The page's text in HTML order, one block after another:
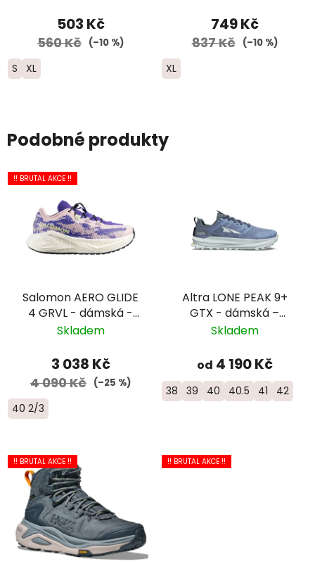
503 Kč
560 Kč (–10 %)
S XL
černé/šedé
749 Kč
837 Kč (–10 %)
XL
Podobné produkty
!! BRUTAL AKCE !!
Salomon AERO GLIDE
4 GRVL - dámská -
modrá/růžová
Skladem
3 038 Kč
4 090 Kč (–25 %)
40 2/3
Altra LONE PEAK 9+
GTX - dámská –
šedomodrá
Skladem
od 4 190 Kč
38 39 40 40.5 41 42
!! BRUTAL AKCE !! !! BRUTAL AKCE !!